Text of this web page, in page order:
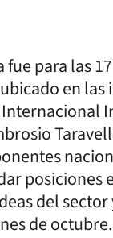
para las
en las
posiciones
del sector
de octubre.